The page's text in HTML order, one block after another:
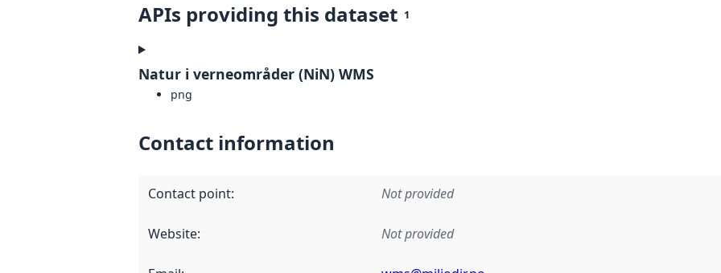
APIs providing this dataset 1
Natur i verneområder (NiN) WMS
png
Contact information
Contact point: Not provided
Website: Not provided